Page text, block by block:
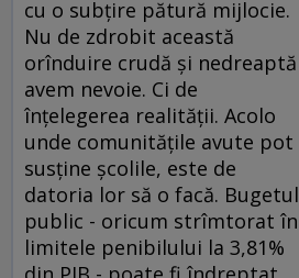
cu o subţire pătură mijlocie.
Nu de zdrobit această
orînduire crudă şi nedreaptă
avem nevoie. Ci de
înţelegerea realităţii. Acolo
unde comunităţile avute pot
susţine şcolile, este de
datoria lor să o facă. Bugetul
public - oricum strîmtorat în
limitele penibilului la 3,81%